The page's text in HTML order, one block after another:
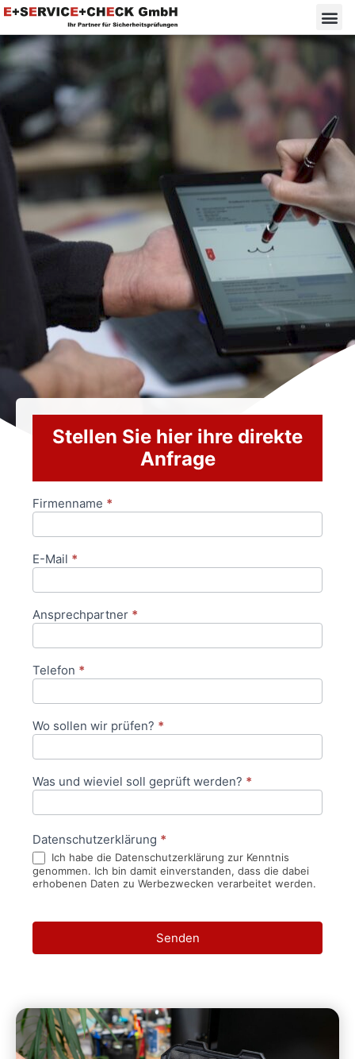
Stellen Sie hier ihre direkte
Anfrage
Anfrageformular
Firmenname *
E-Mail *
Ansprechpartner *
Telefon *
Wo sollen wir prüfen? *
Was und wieviel soll geprüft werden? *
Datenschutzerklärung *
Ich habe die Datenschutzerklärung zur Kenntnis
genommen. Ich bin damit einverstanden, dass die dabei
erhobenen Daten zu Werbezwecken verarbeitet werden.
Senden